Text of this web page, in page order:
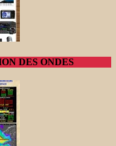
DES ONDES